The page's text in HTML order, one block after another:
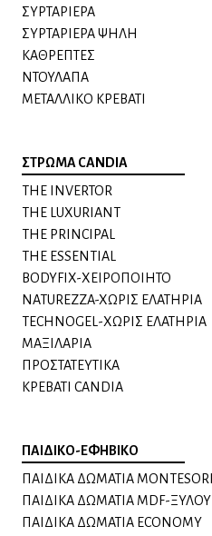
ΣΥΡΤΑΡΙΕΡΑ
ΣΥΡΤΑΡΙΕΡΑ ΨΗΛΗ
ΚΑΘΡΕΠΤΕΣ
ΝΤΟΥΛΑΠΑ
ΜΕΤΑΛΛΙΚΟ ΚΡΕΒΑΤΙ
ΣΤΡΩΜΑ CANDIA
THE INVERTOR
THE LUXURIANT
THE PRINCIPAL
THE ESSENTIAL
BODYFIX-ΧΕΙΡΟΠΟΙΗΤΟ
NATUREZZA-XΩΡΙΣ ΕΛΑΤΗΡΙΑ
TECHNOGEL-ΧΩΡΙΣ ΕΛΑΤΗΡΙΑ
MAΞΙΛΑΡΙΑ
ΠΡΟΣΤΑΤΕΥΤΙΚΑ
ΚΡΕΒΑΤΙ CANDIA
ΠΑΙΔΙΚΟ-ΕΦΗΒΙΚΟ
ΠΑΙΔΙΚΑ ΔΩΜΑΤΙΑ MONTESORI
ΠΑΙΔΙΚΑ ΔΩΜΑΤΙΑ MDF-ΞΥΛΟΥ
ΠΑΙΔΙΚΑ ΔΩΜΑΤΙΑ ECONOMY